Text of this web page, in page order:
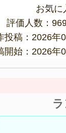
お気に
評価人数：
投稿：2026年
始：2026年